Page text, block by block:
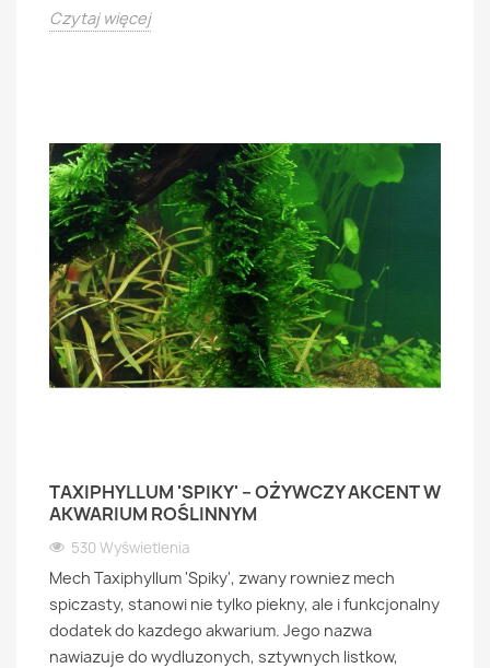
Czytaj więcej
TAXIPHYLLUM 'SPIKY' – OŻYWCZY AKCENT W
AKWARIUM ROŚLINNYM
530 Wyświetlenia
Mech Taxiphyllum 'Spiky', zwany rowniez mech
spiczasty, stanowi nie tylko piekny, ale i funkcjonalny
dodatek do kazdego akwarium. Jego nazwa
nawiazuje do wydluzonych, sztywnych listkow,